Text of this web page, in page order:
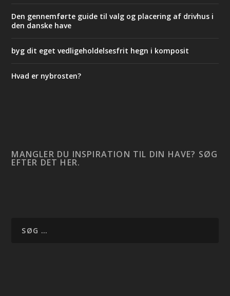
Den gennemførte guide til valg og placering af drivhus i
den danske have
byg dit eget vedligeholdelsesfrit hegn i komposit
Hvad er nybrosten?
MANGLER DU INSPIRATION TIL DIN HAVE? SØG
EFTER DET HER.